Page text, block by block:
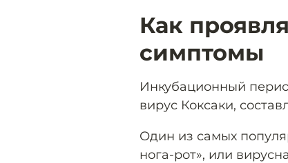
Как
симптомы
Инкубационный
вирус Коксаки,
Один из самых
нога-рот», или